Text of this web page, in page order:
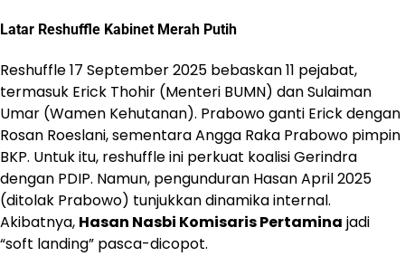
Latar Reshuffle Kabinet Merah Putih
Reshuffle 17 September 2025 bebaskan 11 pejabat,
termasuk Erick Thohir (Menteri BUMN) dan Sulaiman
Umar (Wamen Kehutanan). Prabowo ganti Erick dengan
Rosan Roeslani, sementara Angga Raka Prabowo pimpin
BKP. Untuk itu, reshuffle ini perkuat koalisi Gerindra
dengan PDIP. Namun, pengunduran Hasan April 2025
(ditolak Prabowo) tunjukkan dinamika internal.
Akibatnya, Hasan Nasbi Komisaris Pertamina jadi
“soft landing” pasca-dicopot.